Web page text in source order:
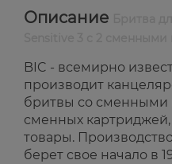
Описание
BIC - всемирно
производит
бритвы со сменными
сменных
товары.
берет свое начало в